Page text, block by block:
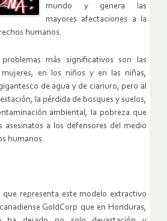
mundo y genera las
mayores afectaciones a la
humanos.
más significativos son las
mujeres, en los niños y en las niñas,
de agua y de cianuro; pero al
la pérdida de bosques y suelos,
ambiental, la pobreza que
asesinatos a los defensores del medio
humanos.
que representa este modelo extractivo
GoldCorp que en Honduras,